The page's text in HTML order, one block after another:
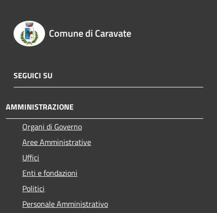
Comune di Caravate
SEGUICI SU
AMMINISTRAZIONE
Organi di Governo
Aree Amministrative
Uffici
Enti e fondazioni
Politici
Personale Amministrativo